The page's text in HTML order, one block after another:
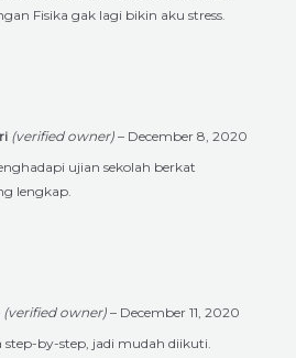
Fisika gak lagi bikin aku stress.
(verified owner) – December 8, 2020
ujian sekolah berkat
lengkap.
(verified owner) – December 11, 2020
step-by-step, jadi mudah diikuti.